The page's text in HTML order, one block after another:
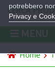
MENU
Home
potrebbero
Privacy e